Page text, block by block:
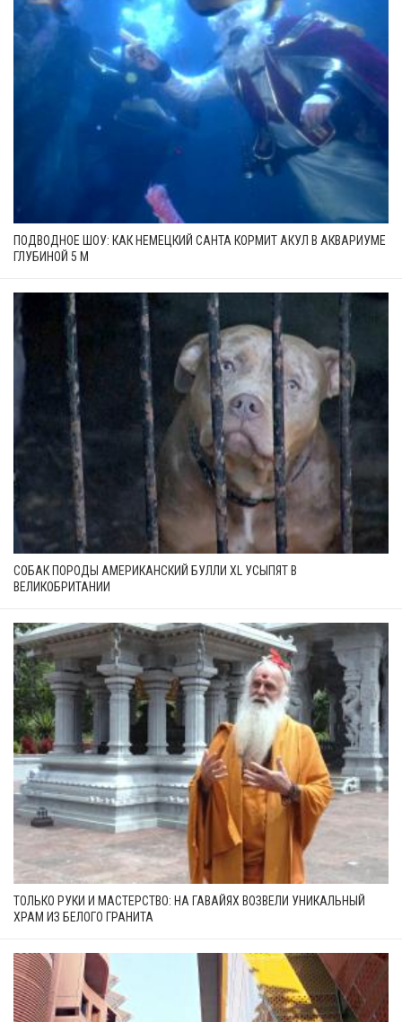
ПОДВОДНОЕ ШОУ: КАК НЕМЕЦКИЙ САНТА КОРМИТ АКУЛ В АКВАРИУМЕ
ГЛУБИНОЙ 5 М
СОБАК ПОРОДЫ АМЕРИКАНСКИЙ БУЛЛИ XL УСЫПЯТ В
ВЕЛИКОБРИТАНИИ
ТОЛЬКО РУКИ И МАСТЕРСТВО: НА ГАВАЙЯХ ВОЗВЕЛИ УНИКАЛЬНЫЙ
ХРАМ ИЗ БЕЛОГО ГРАНИТА